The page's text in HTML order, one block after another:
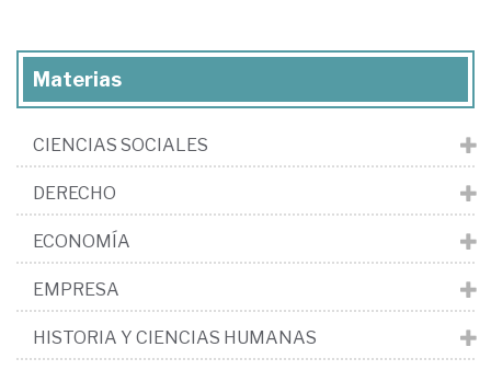
Materias
CIENCIAS SOCIALES
DERECHO
ECONOMÍA
EMPRESA
HISTORIA Y CIENCIAS HUMANAS